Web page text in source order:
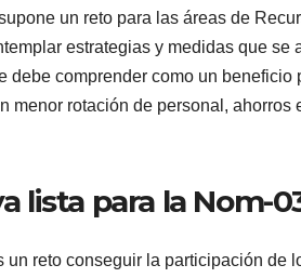
un reto para las áreas de
estrategias y medidas que se
debe comprender como un
menor rotación de personal,
lista para la Nom-
un reto conseguir la participación de